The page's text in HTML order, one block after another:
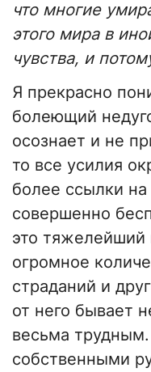
что многие
этого мира в
чувства, и
Я прекрасно
болеющий
осознает и не
то все усилия
более ссылки на
совершенно
это
огромное
страданий и
от него бывает
весьма
собственными